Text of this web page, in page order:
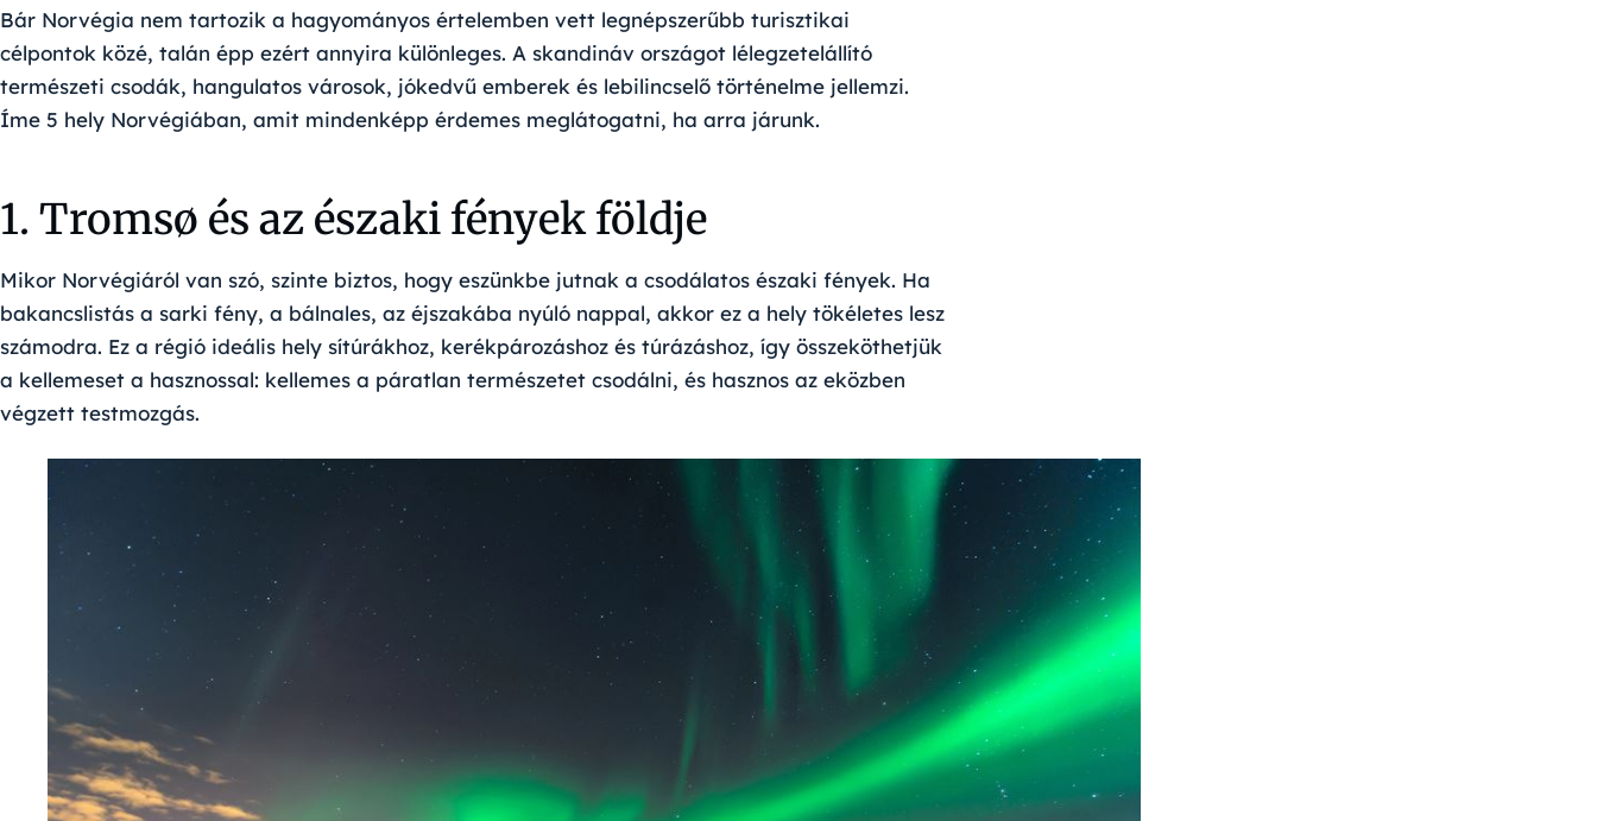
Bár Norvégia nem tartozik a hagyományos értelemben vett legnépszerűbb turisztikai
célpontok közé, talán épp ezért annyira különleges. A skandináv országot lélegzetelállító
természeti csodák, hangulatos városok, jókedvű emberek és lebilincselő történelme jellemzi.
Íme 5 hely Norvégiában, amit mindenképp érdemes meglátogatni, ha arra járunk.
1. Tromsø és az északi fények földje
Mikor Norvégiáról van szó, szinte biztos, hogy eszünkbe jutnak a csodálatos északi fények. Ha
bakancslistás a sarki fény, a bálnales, az éjszakába nyúló nappal, akkor ez a hely tökéletes lesz
számodra. Ez a régió ideális hely sítúrákhoz, kerékpározáshoz és túrázáshoz, így összeköthetjük
a kellemeset a hasznossal: kellemes a páratlan természetet csodálni, és hasznos az eközben
végzett testmozgás.